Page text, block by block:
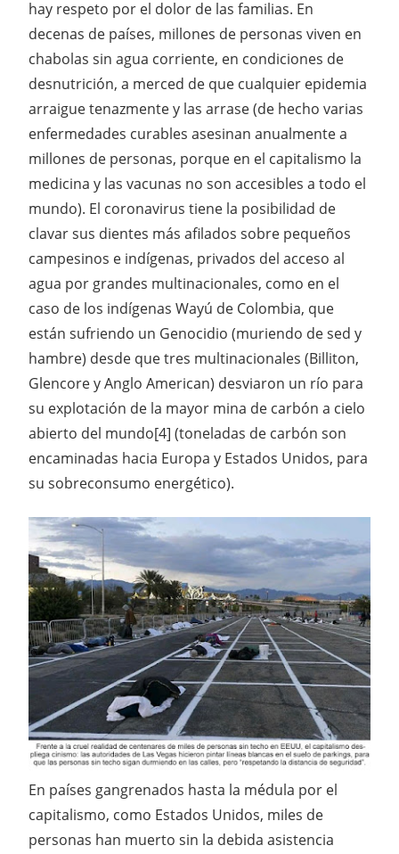
hay respeto por el dolor de las familias. En
decenas de países, millones de personas viven en
chabolas sin agua corriente, en condiciones de
desnutrición, a merced de que cualquier epidemia
arraigue tenazmente y las arrase (de hecho varias
enfermedades curables asesinan anualmente a
millones de personas, porque en el capitalismo la
medicina y las vacunas no son accesibles a todo el
mundo). El coronavirus tiene la posibilidad de
clavar sus dientes más afilados sobre pequeños
campesinos e indígenas, privados del acceso al
agua por grandes multinacionales, como en el
caso de los indígenas Wayú de Colombia, que
están sufriendo un Genocidio (muriendo de sed y
hambre) desde que tres multinacionales (Billiton,
Glencore y Anglo American) desviaron un río para
su explotación de la mayor mina de carbón a cielo
abierto del mundo[4] (toneladas de carbón son
encaminadas hacia Europa y Estados Unidos, para
su sobreconsumo energético).
En países gangrenados hasta la médula por el
capitalismo, como Estados Unidos, miles de
personas han muerto sin la debida asistencia